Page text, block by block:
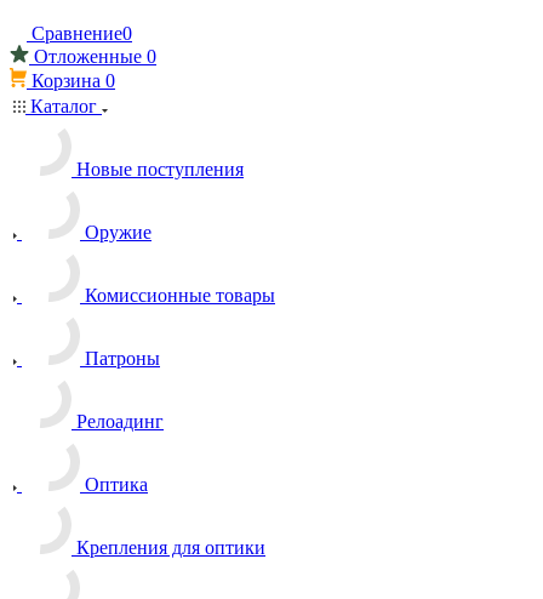
Сравнение0
Отложенные 0
Корзина 0
Каталог
Новые поступления
Оружие
Комиссионные товары
Патроны
Релоадинг
Оптика
Крепления для оптики